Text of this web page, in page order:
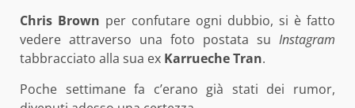
Chris Brown per confutare ogni dubbio, si è fatto
vedere attraverso una foto postata su Instagram
tabbracciato alla sua ex Karrueche Tran.
Poche settimane fa c’erano già stati dei rumor,